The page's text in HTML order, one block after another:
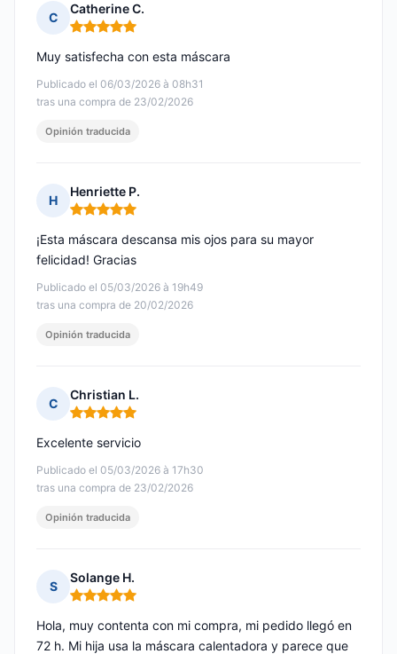
C
Catherine C.
Nota: 5 de 5
Publicado el 06/03/2026 à 08h31
tras una compra de 23/02/2026
Muy satisfecha con esta máscara
Opinión traducida
H
Henriette P.
Nota: 5 de 5
Publicado el 05/03/2026 à 19h49
tras una compra de 20/02/2026
¡Esta máscara descansa mis ojos para su mayor
felicidad! Gracias
Opinión traducida
C
Christian L.
Nota: 5 de 5
Publicado el 05/03/2026 à 17h30
tras una compra de 23/02/2026
Excelente servicio
Opinión traducida
S
Solange H.
Nota: 5 de 5
Hola, muy contenta con mi compra, mi pedido llegó en
72 h. Mi hija usa la máscara calentadora y parece que